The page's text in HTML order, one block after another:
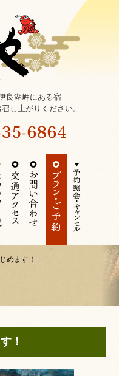
良湖岬にある宿
し上がりください。
めます！
！